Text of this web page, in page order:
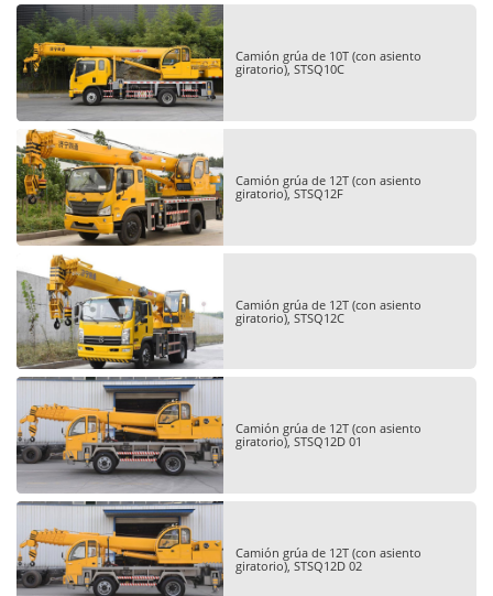
Camión grúa de 10T (con asiento
giratorio), STSQ10C
Camión grúa de 12T (con asiento
giratorio), STSQ12F
Camión grúa de 12T (con asiento
giratorio), STSQ12C
Camión grúa de 12T (con asiento
giratorio), STSQ12D 01
Camión grúa de 12T (con asiento
giratorio), STSQ12D 02